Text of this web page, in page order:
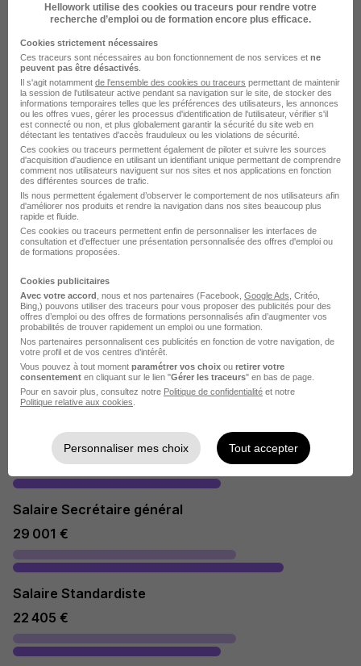
Salaire Office manager
Salaire Secrétaire de direction
24 600 €
Salaire Secrétaire médico sociale
24 800 €
Salaire Secrétaire dentaire
24 800 €
Salaire Hôtesse d'accueil
22 405 €
22 405 €
Salaire Secrétaire général
29 001 €
Salaire Standardiste
22 405 €
Hellowork utilise des cookies ou traceurs pour rendre votre
recherche d’emploi ou de formation encore plus efficace.
Cookies strictement nécessaires
Ces traceurs sont nécessaires au bon fonctionnement de nos services et ne
peuvent pas être désactivés
Il s'agit notamment de l'ensemble des cookies ou traceurs permettant de maintenir
la session de l'utilisateur active pendant sa navigation sur le site, de stocker des
informations temporaires telles que les préférences des utilisateurs, les annonces
ou les offres vues, gérer les processus d'identification de l'utilisateur, vérifier s'il
est connecté ou non, et plus globalement garantir la sécurité du site web en
détectant les tentatives d'accès frauduleux ou les violations de sécurité.
Ces cookies ou traceurs permettent également de piloter et suivre les sources
d'acquisition d'audience en utilisant un identifiant unique permettant de comprendre
comment nos utilisateurs naviguent sur nos sites et nos applications en fonction
des différentes sources de trafic.
Ils nous permettent également d’observer le comportement de nos utilisateurs afin
d'améliorer nos produits et rendre la navigation dans nos sites beaucoup plus
rapide et fluide.
Ces cookies ou traceurs permettent enfin de personnaliser les interfaces de
consultation et d'effectuer une présentation personnalisée des offres d'emploi ou
de formations proposées.
Cookies publicitaires
Avec votre accord , nous et nos partenaires (Facebook, Google Ads , Critéo,
Bing,) pouvons utiliser des traceurs pour vous proposer des publicités pour des
offres d’emploi ou des offres de formations personnalisés afin d’augmenter vos
probabilités de trouver rapidement un emploi ou une formation.
Nos partenaires personnalisent ces publicités en fonction de votre navigation, de
votre profil et de vos centres d’intérêt.
Vous pouvez à tout moment paramétrer vos choix ou retirer votre
consentement en cliquant sur le lien "Gérer les traceurs" en bas de page.
Pour en savoir plus, consultez notre Politique de confidentialité et notre
Politique relative aux cookies
Personnaliser mes choix Tout accepter